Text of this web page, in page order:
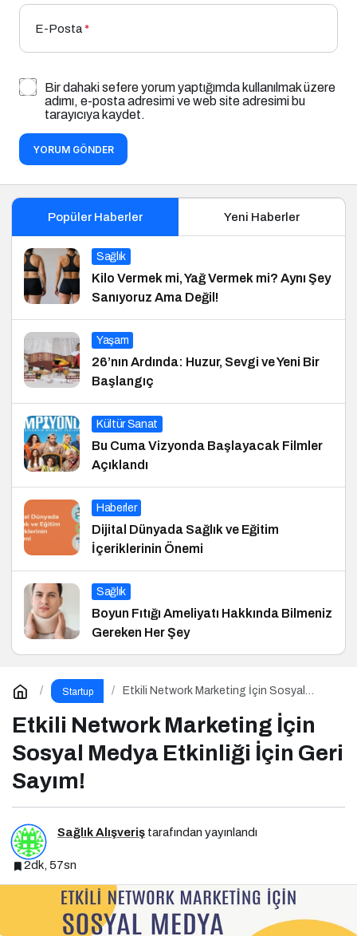
E-Posta*
Bir dahaki sefere yorum yaptığımda kullanılmak üzere
adımı, e-posta adresimi ve web site adresimi bu
tarayıcıya kaydet.
YORUM GÖNDER
Popüler Haberler Yeni Haberler
Sağlık
Kilo Vermek mi, Yağ Vermek mi? Aynı Şey
Sanıyoruz Ama Değil!
Yaşam
26’nın Ardında: Huzur, Sevgi ve Yeni Bir
Başlangıç
Kültür Sanat
Bu Cuma Vizyonda Başlayacak Filmler
Açıklandı
Haberler
Dijital Dünyada Sağlık ve Eğitim
İçeriklerinin Önemi
Sağlık
Boyun Fıtığı Ameliyatı Hakkında Bilmeniz
Gereken Her Şey
Startup
Etkili Network Marketing İçin Sosyal
Etkili Network Marketing İçin
Sosyal Medya Etkinliği İçin Geri
Sayım!
Sağlık Alışveriş tarafından yayınlandı
2dk, 57sn